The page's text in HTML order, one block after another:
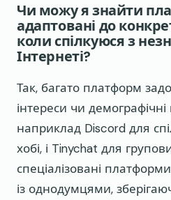
Чи можу я знайти
адаптовані до
коли спілкуюся з
Інтернеті?
Так, багато платформ
інтереси чи
наприклад Discord для
хобі, і Tinychat для
спеціалізовані
із однодумцями,